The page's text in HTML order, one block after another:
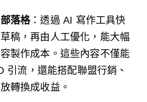
落格：透過 AI 寫作工具快
稿，再由人工優化，能大幅
製作成本。這些內容不僅能
引流，還能搭配聯盟行銷、
轉換成收益。